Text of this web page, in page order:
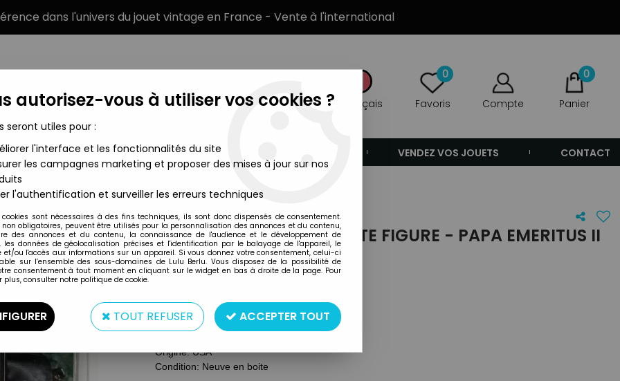
dans l'univers du jouet vintage en France - Vente à l'international
Français
0
Favoris Compte
0
Panier
MARQUES TYPE DE PRODUIT VENDEZ VOS JOUETS CONTACT
Figure - Papa Emeritus II
Super7
GHOST - SUPER7 ULTIMATE FIGURE - PAPA EMERITUS II
AR0033688
Taille: 18 cm
Matière: Plastique
Origine: USA
Condition: Neuve en boite
autorisez-vous à utiliser vos cookies ?
seront utiles pour :
l'interface et les fonctionnalités du site
les campagnes marketing et proposer des mises à jour sur nos
l'authentification et surveiller les erreurs techniques
cookies sont nécessaires à des fins techniques, ils sont donc dispensés de consentement.
non obligatoires, peuvent être utilisés pour la personnalisation des annonces et du contenu,
des annonces et du contenu, la connaissance de l'audience et le développement de
les données de géolocalisation précises et l'identification par le balayage de l'appareil, le
et/ou l'accès aux informations sur un appareil. Si vous donnez votre consentement, celui-ci
sur l’ensemble des sous-domaines de Lulu Berlu. Vous disposez de la possibilité de
consentement à tout moment en cliquant sur le widget en bas à droite de la page. Pour
plus, consulter notre politique de cookie.
TOUT REFUSER ACCEPTER TOUT